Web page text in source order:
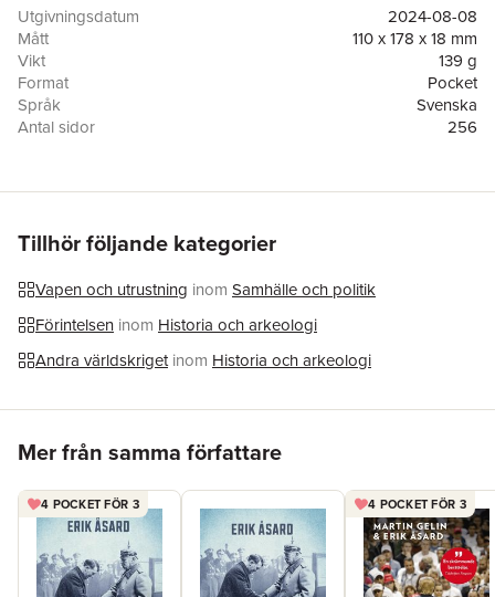
av de brott som Eichmann hade gjort sig skyldig till som
Förintelsens organisatör.
IOperation Eichmann
berättar statsvetaren Erik Åsard initierat
och och spänningsfyllt om hur planeringen och infångandet gick
till. Han redogör även ingående för Eichmanns roll i Förintelsen
och avslöjar något som länge har varit en gåta: Vem var den
Fallet Eichmann har länge använts för att försöka förstå
som vill förneka dess existens. Boken innehåller därför även en
kritisk genomgång av några av vår tids ledande
Förintelseförnekare. I ett debattklimat präglat av
konspirationsteorier, lögner och sakfel argumenterar författaren
för vikten av att bedriva källkritik, att bemöta faktaförvrängare
Utgivningsdatum
2024-08-08
Mått
110 x 178 x 18 mm
Vikt
139 g
Format
Pocket
Språk
Svenska
Antal sidor
256
Tillhör följande kategorier
Vapen och utrustning inom Samhälle och politik
Förintelsen inom Historia och arkeologi
Andra världskriget inom Historia och arkeologi
Mer från samma författare
4 POCKET FÖR 3 4 POCKET FÖR 3